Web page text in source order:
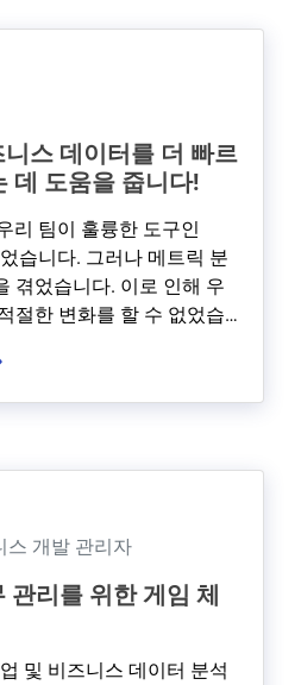
More
More
More
스 데이터를 더 빠르
데 도움을 줍니다!
리 팀이 훌륭한 도구인
습니다. 그러나 메트릭 분
겪었습니다. 이로 인해 우
절한 변화를 할 수 없었습
스 개발 관리자
관리를 위한 게임 체
및 비즈니스 데이터 분석